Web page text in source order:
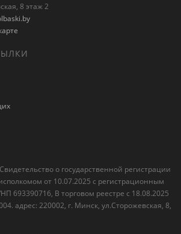
8 этаж 2
о государственной регистрации
от 10.07.2025 с регистрационным
693390716, В торговом реестре с 18.08.2025
адрес: 220002, г. Минск, ул.Сторожевская, 8,